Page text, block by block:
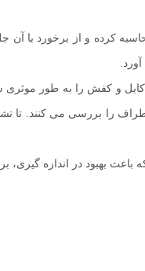
کرده و از برخورد با آن
قرمز است. می تواند موانعی مانند
را بررسی می کنند. تا
بهبود در اندازه